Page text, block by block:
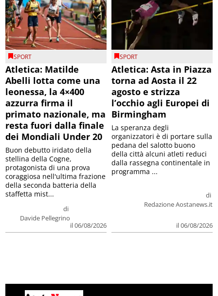
SPORT
Atletica: Matilde
Abelli lotta come una
leonessa, la 4×400
azzurra firma il
primato nazionale, ma
resta fuori dalla finale
dei Mondiali Under 20
di
Davide Pellegrino
il 06/08/2026
Buon debutto iridato della
stellina della Cogne,
protagonista di una prova
coraggiosa nell'ultima frazione
della seconda batteria della
staffetta mist...
SPORT
Atletica: Asta in Piazza
torna ad Aosta il 22
agosto e strizza
l’occhio agli Europei di
Birmingham
di
Redazione Aostanews.it
il 06/08/2026
La speranza degli
organizzatori è di portare sulla
pedana del salotto buono
della città alcuni atleti reduci
dalla rassegna continentale in
programma ...